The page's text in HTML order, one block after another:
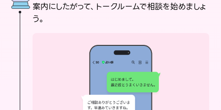
案内にしたがって、トークルームで相談を始めましょ
う。